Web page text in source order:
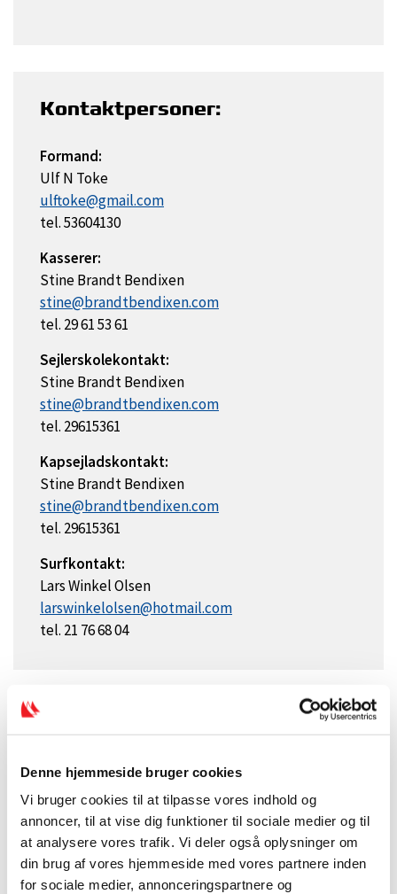
Denne hjemmeside bruger cookies
Vi bruger cookies til at tilpasse vores indhold og
annoncer, til at vise dig funktioner til sociale medier og til
at analysere vores trafik. Vi deler også oplysninger om
din brug af vores hjemmeside med vores partnere inden
for sociale medier, annonceringspartnere og
Kontaktpersoner:
Formand:
Ulf N Toke
ulftoke@gmail.com
tel. 53604130
Kasserer:
Stine Brandt Bendixen
stine@brandtbendixen.com
tel. 29 61 53 61
Sejlerskolekontakt:
Stine Brandt Bendixen
stine@brandtbendixen.com
tel. 29615361
Kapsejladskontakt:
Stine Brandt Bendixen
stine@brandtbendixen.com
tel. 29615361
Surfkontakt:
Lars Winkel Olsen
larswinkelolsen@hotmail.com
tel. 21 76 68 04